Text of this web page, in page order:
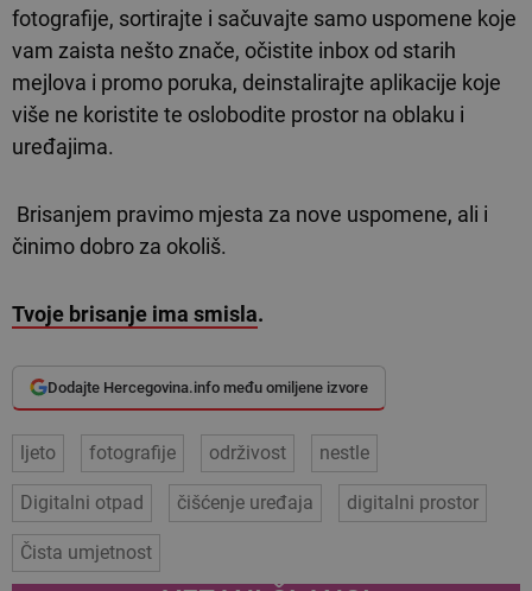
fotografije, sortirajte i sačuvajte samo uspomene koje
vam zaista nešto znače, očistite inbox od starih
mejlova i promo poruka, deinstalirajte aplikacije koje
više ne koristite te oslobodite prostor na oblaku i
uređajima.
Brisanjem pravimo mjesta za nove uspomene, ali i
činimo dobro za okoliš.
Tvoje brisanje ima smisla.
Dodajte Hercegovina.info među omiljene izvore
ljeto fotografije održivost nestle
Digitalni otpad čišćenje uređaja digitalni prostor
Čista umjetnost